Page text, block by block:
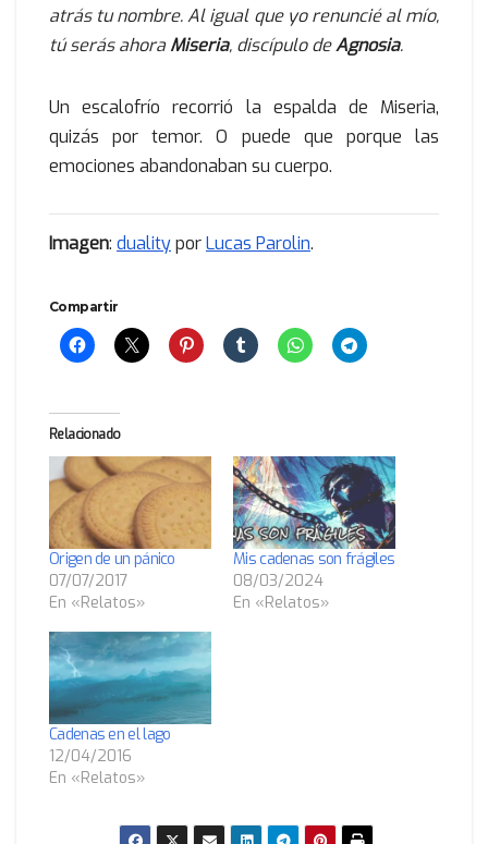
atrás tu nombre. Al igual que yo renuncié al mío,
tú serás ahoraMiseria, discípulo deAgnosia.
Un escalofrío recorrió la espalda de Miseria,
quizás por temor. O puede que porque las
emociones abandonaban su cuerpo.
Imagen: dualityporLucas Parolin.
Compartir
Relacionado
Origen de un pánico
07/07/2017
En «Relatos»
Mis cadenas son frágiles
08/03/2024
En «Relatos»
Cadenas en el lago
12/04/2016
En «Relatos»